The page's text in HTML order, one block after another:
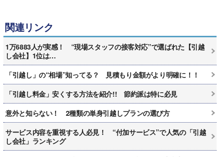
関連リンク
1万6883人が実感！ “現場スタッフの接客対応”で選ばれた【引越
し会社】1位は…
「引越し」の“相場”知ってる？ 見積もり金額がより明確に！！
「引越し料金」安くする方法を紹介!! 節約派は特に必見
意外と知らない！ 2種類の単身引越しプランの選び方
サービス内容を重視する人必見！ “付加サービス”で人気の「引越
し会社」ランキング